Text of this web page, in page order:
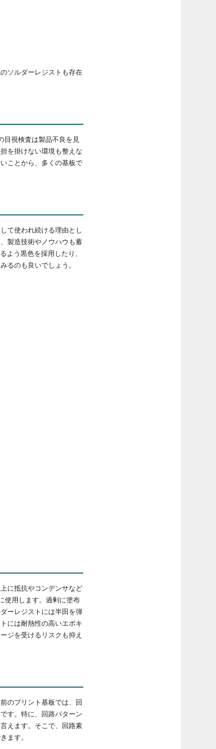
ソルダーレジストも存在
目視検査は製品不良を見
を掛けない環境も整えな
ことから、多くの基板で
て使われ続ける理由とし
製造技術やノウハウも蓄
よう黒色を採用したり、
るのも良いでしょう。
に抵抗やコンデンサなど
使用します。過剰に塗布
ーレジストには半田を弾
には耐熱性の高いエポキ
ジを受けるリスクも抑え
のプリント基板では、回
す。特に、回路パターン
えます。そこで、回路素
ます。